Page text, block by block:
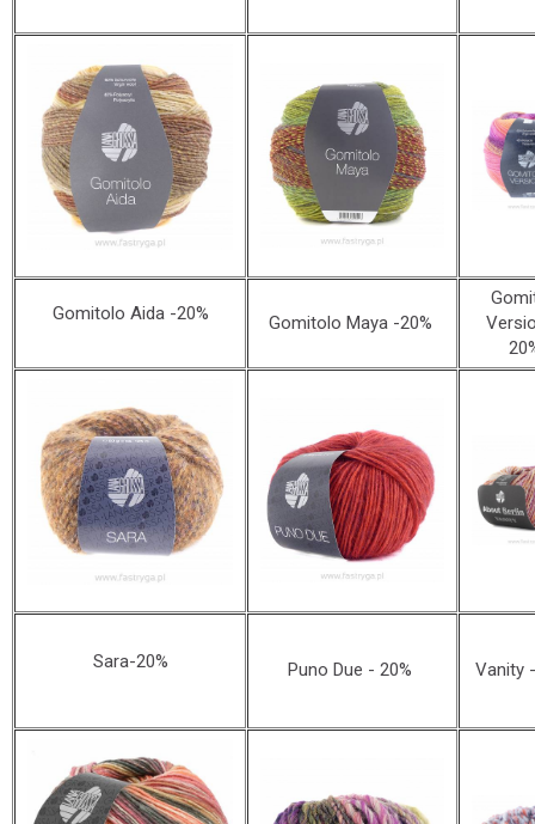
Gomitolo Aida -20% Gomitolo Maya -20%
Sara-20% Puno Due - 20% Vanity